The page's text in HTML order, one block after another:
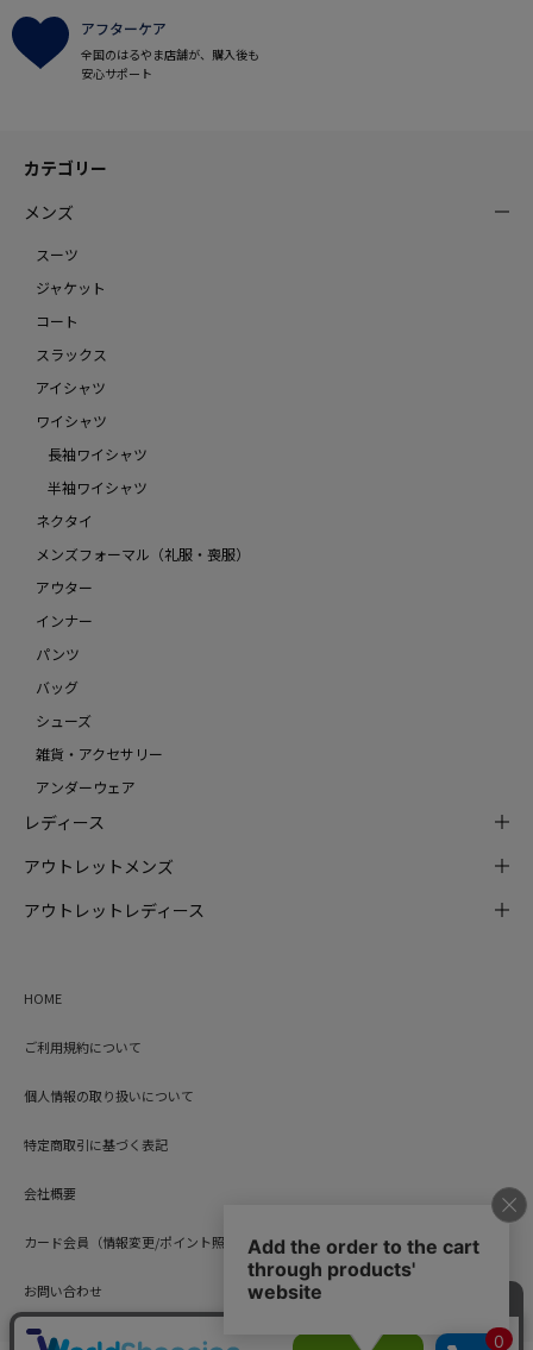
アフターケア
全国のはるやま店舗が、購入後も
安心サポート
カテゴリー
メンズ
スーツ
ジャケット
コート
スラックス
アイシャツ
ワイシャツ
長袖ワイシャツ
半袖ワイシャツ
ネクタイ
メンズフォーマル（礼服・喪服）
アウター
インナー
パンツ
バッグ
シューズ
雑貨・アクセサリー
アンダーウェア
レディース
アウトレットメンズ
アウトレットレディース
HOME
ご利用規約について
個人情報の取り扱いについて
特定商取引に基づく表記
会社概要
カード会員（情報変更/ポイント照会）
お問い合わせ